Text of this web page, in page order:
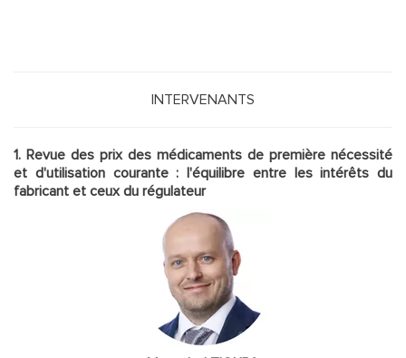
INTERVENANTS
1. Revue des prix des médicaments de première nécessité
et d'utilisation courante : l'équilibre entre les intérêts du
fabricant et ceux du régulateur